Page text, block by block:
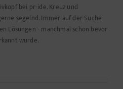
bei pr-ide. Kreuz und
segelnd. Immer auf der Suche
Lösungen - manchmal schon bevor
wurde.